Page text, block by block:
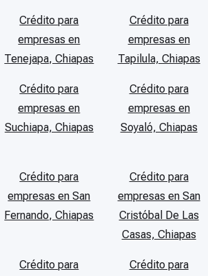
Crédito para
empresas en
Tenejapa, Chiapas
Crédito para
empresas en
Tapilula, Chiapas
Crédito para
empresas en
Suchiapa, Chiapas
Crédito para
empresas en
Soyaló, Chiapas
Crédito para
empresas en San
Fernando, Chiapas
Crédito para
empresas en San
Cristóbal De Las
Casas, Chiapas
Crédito para
Crédito para